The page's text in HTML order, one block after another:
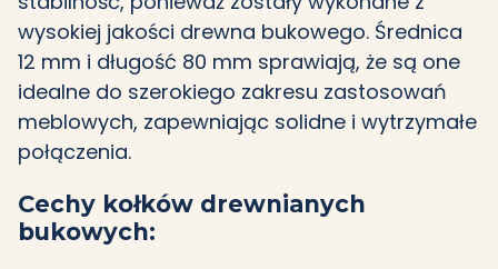
wysokiej jakości drewna bukowego. Średnica
12 mm i długość 80 mm sprawiają, że są one
idealne do szerokiego zakresu zastosowań
meblowych, zapewniając solidne i wytrzymałe
połączenia.
Cechy kołków drewnianych
bukowych: